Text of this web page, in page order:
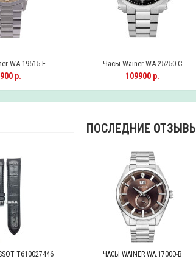
WA.19515-F
р.
Часы Wainer WA.25250-C
109900 р.
ПОСЛЕДНИЕ ОТЗЫВЫ
T610027446 ЧАСЫ WAINER WA.17000-B